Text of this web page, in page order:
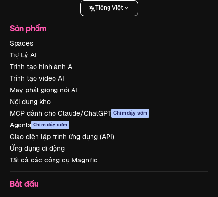
Tiếng Việt
Sản phẩm
Spaces
Trợ Lý AI
Trình tạo hình ảnh AI
Trình tạo video AI
Máy phát giọng nói AI
Nội dung kho
MCP dành cho Claude/ChatGPT Chim dậy sớm
Agents Chim dậy sớm
Giao diện lập trình ứng dụng (API)
Ứng dụng di động
Tất cả các công cụ Magnific
Bắt đầu